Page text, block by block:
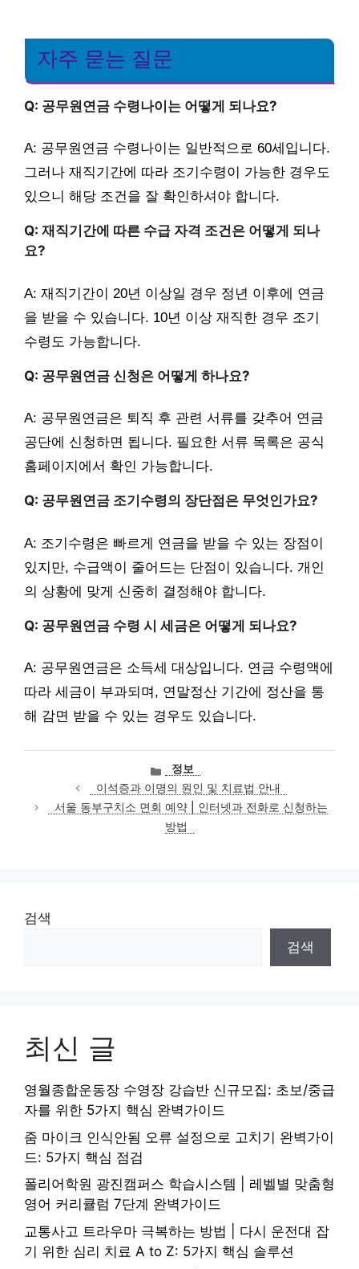
자주 묻는 질문
Q: 공무원연금 수령나이는 어떻게 되나요?
A: 공무원연금 수령나이는 일반적으로 60세입니다.
그러나 재직기간에 따라 조기수령이 가능한 경우도
있으니 해당 조건을 잘 확인하셔야 합니다.
Q: 재직기간에 따른 수급 자격 조건은 어떻게 되나
요?
A: 재직기간이 20년 이상일 경우 정년 이후에 연금
을 받을 수 있습니다. 10년 이상 재직한 경우 조기
수령도 가능합니다.
Q: 공무원연금 신청은 어떻게 하나요?
A: 공무원연금은 퇴직 후 관련 서류를 갖추어 연금
공단에 신청하면 됩니다. 필요한 서류 목록은 공식
홈페이지에서 확인 가능합니다.
Q: 공무원연금 조기수령의 장단점은 무엇인가요?
A: 조기수령은 빠르게 연금을 받을 수 있는 장점이
있지만, 수급액이 줄어드는 단점이 있습니다. 개인
의 상황에 맞게 신중히 결정해야 합니다.
Q: 공무원연금 수령 시 세금은 어떻게 되나요?
A: 공무원연금은 소득세 대상입니다. 연금 수령액에
따라 세금이 부과되며, 연말정산 기간에 정산을 통
해 감면 받을 수 있는 경우도 있습니다.
카
테
고
리
정보
이석증과 이명의 원인 및 치료법 안내
서울 동부구치소 면회 예약 | 인터넷과 전화로 신청하는
방법
검색
검색
최신 글
영월종합운동장 수영장 강습반 신규모집: 초보/중급
자를 위한 5가지 핵심 완벽가이드
줌 마이크 인식안됨 오류 설정으로 고치기 완벽가이
드: 5가지 핵심 점검
폴리어학원 광진캠퍼스 학습시스템 | 레벨별 맞춤형
영어 커리큘럼 7단계 완벽가이드
교통사고 트라우마 극복하는 방법 | 다시 운전대 잡
기 위한 심리 치료 A to Z: 5가지 핵심 솔루션